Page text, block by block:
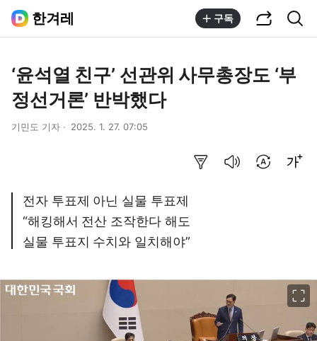
한겨레 구독
‘윤석열 친구’ 선관위 사무총장도 ‘부
정선거론’ 반박했다
기민도 기자 2025. 1. 27. 07:05
전자 투표제 아닌 실물 투표제
“해킹해서 전산 조작한다 해도
실물 투표지 수치와 일치해야”